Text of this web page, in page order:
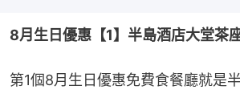
8月生日優惠【1】半島酒店大堂茶
第1個8月生日優惠免費食餐廳就是